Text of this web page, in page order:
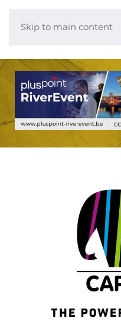
Skip to main content